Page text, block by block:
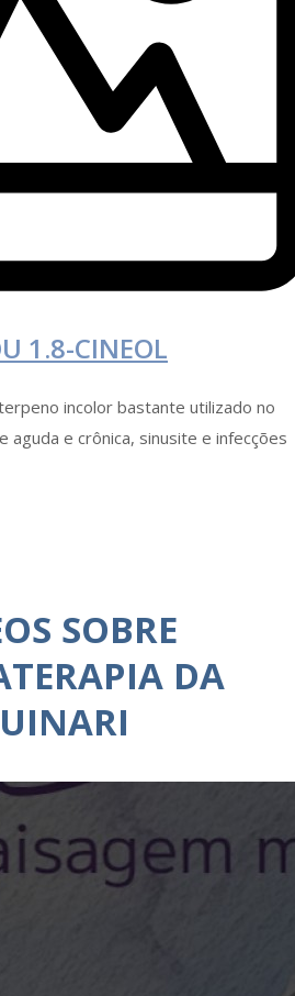
1.8-CINEOL
incolor bastante utilizado no
e crônica, sinusite e infecções
SOBRE
DA